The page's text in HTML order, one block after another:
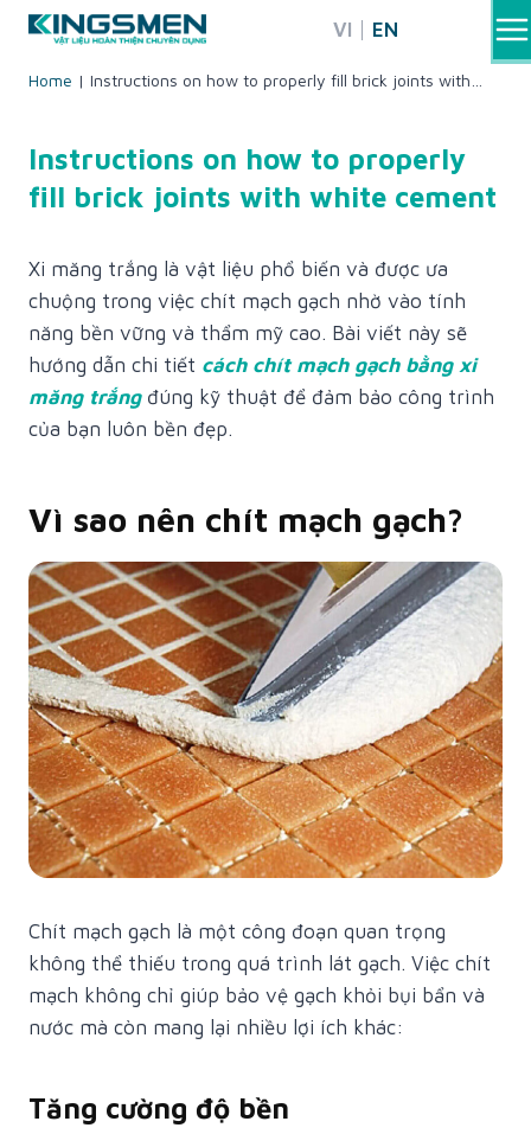
Skip
content
VI EN
Home | Instructions on how to properly fill brick joints with
Instructions on how to properly
fill brick joints with white cement
Xi măng trắng là vật liệu phổ biến và được ưa
chuộng trong việc chít mạch gạch nhờ vào tính
năng bền vững và thẩm mỹ cao. Bài viết này sẽ
hướng dẫn chi tiết cách chít mạch gạch bằng xi
măng trắngđúng kỹ thuật để đảm bảo công trình
của bạn luôn bền đẹp.
Vì sao nên chít mạch gạch?
Chít mạch gạch là một công đoạn quan trọng
không thể thiếu trong quá trình lát gạch. Việc chít
mạch không chỉ giúp bảo vệ gạch khỏi bụi bẩn và
nước mà còn mang lại nhiều lợi ích khác:
Tăng cường độ bền